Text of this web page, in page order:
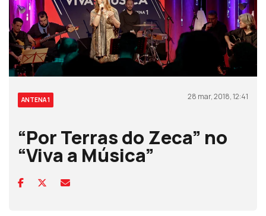
ANTENA 1 28 mar, 2018, 12:41
“Por Terras do Zeca” no
“Viva a Música”